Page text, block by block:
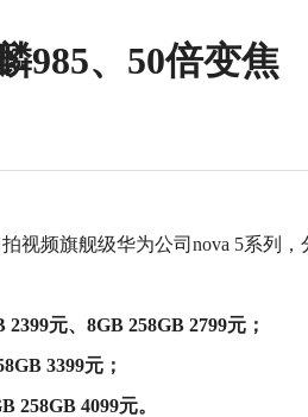
985、50倍变焦
视频旗舰级华为公司nova 5系列，
元、8GB 258GB 2799元；
3399元；
258GB 4099元。